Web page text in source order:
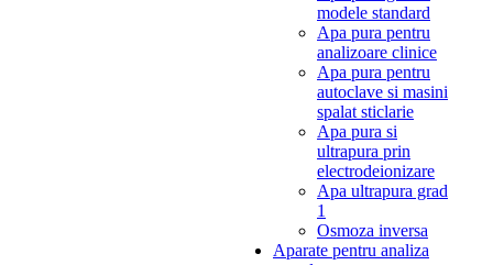
modele standard
Apa pura pentru
analizoare clinice
Apa pura pentru
autoclave si masini
spalat sticlarie
Apa pura si
ultrapura prin
electrodeionizare
Apa ultrapura grad
1
Osmoza inversa
Aparate pentru analiza